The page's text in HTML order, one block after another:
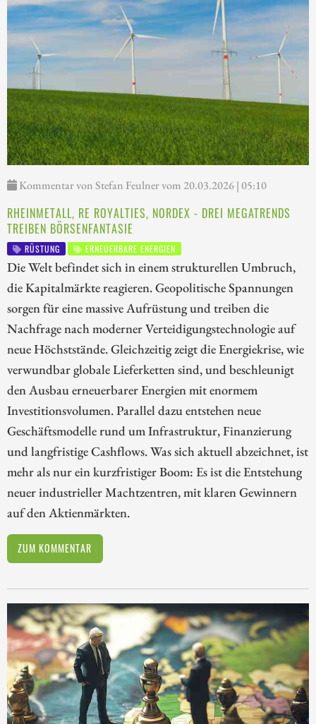
Kommentar von Stefan Feulner vom 20.03.2026 | 05:10
RHEINMETALL, RE ROYALTIES, NORDEX - DREI MEGATRENDS
TREIBEN BÖRSENFANTASIE
RÜSTUNG ERNEUERBARE ENERGIEN
Die Welt befindet sich in einem strukturellen Umbruch,
die Kapitalmärkte reagieren. Geopolitische Spannungen
sorgen für eine massive Aufrüstung und treiben die
Nachfrage nach moderner Verteidigungstechnologie auf
neue Höchststände. Gleichzeitig zeigt die Energiekrise, wie
verwundbar globale Lieferketten sind, und beschleunigt
den Ausbau erneuerbarer Energien mit enormem
Investitionsvolumen. Parallel dazu entstehen neue
Geschäftsmodelle rund um Infrastruktur, Finanzierung
und langfristige Cashflows. Was sich aktuell abzeichnet, ist
mehr als nur ein kurzfristiger Boom: Es ist die Entstehung
neuer industrieller Machtzentren, mit klaren Gewinnern
auf den Aktienmärkten.
ZUM KOMMENTAR